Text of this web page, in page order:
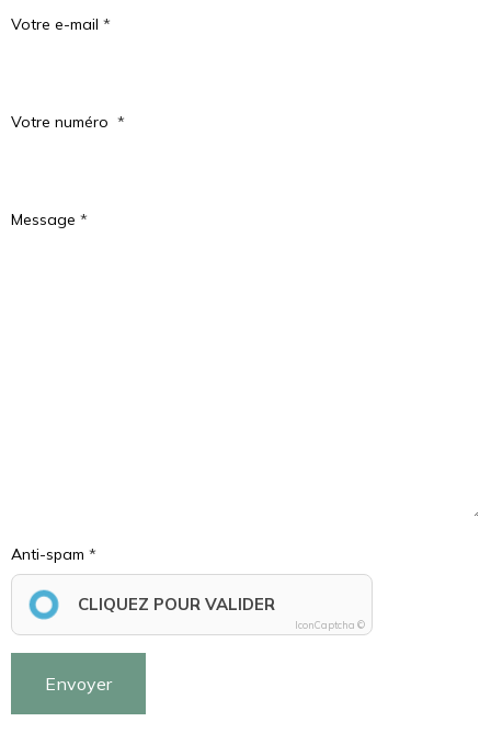
Votre e-mail
Votre numéro
Message
Anti-spam
CLIQUEZ POUR VALIDER
IconCaptcha ©
Envoyer